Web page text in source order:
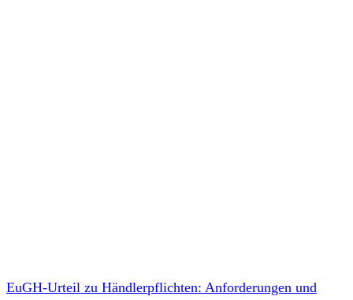
EuGH-Urteil zu Händlerpflichten: Anforderungen und